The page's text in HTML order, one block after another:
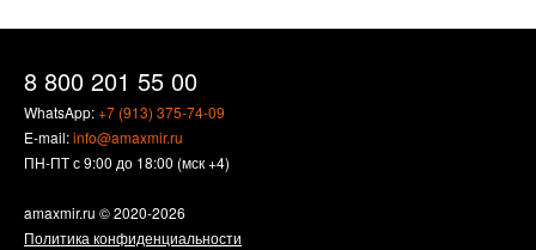
8 800 201 55 00
WhatsApp:+7 (913) 375-74-09
E-mail:info@amaxmir.ru
ПН-ПТ с 9:00 до 18:00 (мск +4)
amaxmir.ru © 2020-2026
Политика конфиденциальности